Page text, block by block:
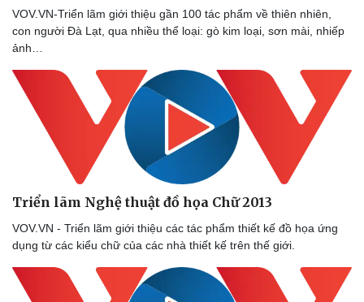
VOV.VN-Triển lãm giới thiệu gần 100 tác phẩm về thiên nhiên,
con người Đà Lạt, qua nhiều thể loại: gò kim loại, sơn mài, nhiếp
ảnh…
Triển lãm Nghệ thuật đồ họa Chữ 2013
VOV.VN - Triển lãm giới thiệu các tác phẩm thiết kế đồ họa ứng
dụng từ các kiểu chữ của các nhà thiết kế trên thế giới.